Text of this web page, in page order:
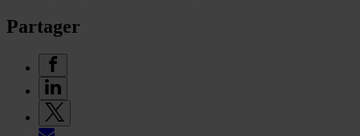
Partager